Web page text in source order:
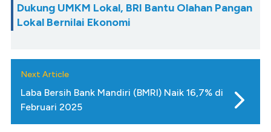
Dukung UMKM Lokal, BRI Bantu Olahan Pangan
Lokal Bernilai Ekonomi
Next Article
Laba Bersih Bank Mandiri (BMRI) Naik 16,7% di
Februari 2025